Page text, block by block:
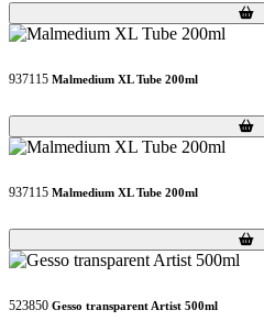
Loading...
Loading...
937115 Malmedium XL Tube 200ml
Loading...
Loading...
937115 Malmedium XL Tube 200ml
Loading...
Loading...
523850 Gesso transparent Artist 500ml